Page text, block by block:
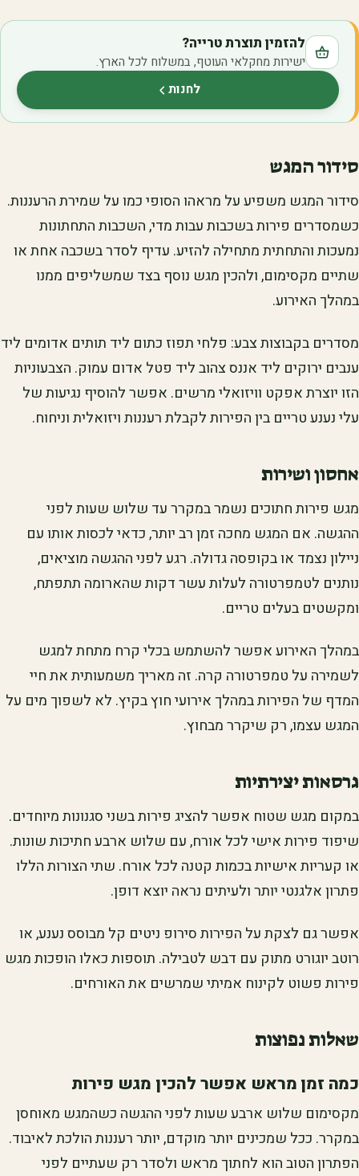
להזמין תוצרת טרייה?
ישירות מחקלאי העוטף, במשלוח לכל הארץ.
לחנות(נפתח בלשונית חדשה)
סידור המגש
סידור המגש משפיע על מראהו הסופי כמו על שמירת הרעננות.
כשמסדרים פירות בשכבות עבות מדי, השכבות התחתונות
נמעכות והתחתית מתחילה להזיע. עדיף לסדר בשכבה אחת או
שתיים מקסימום, ולהכין מגש נוסף בצד שמשליפים ממנו
במהלך האירוע.
מסדרים בקבוצות צבע: פלחי תפוז כתום ליד תותים אדומים ליד
ענבים ירוקים ליד אננס צהוב ליד פטל אדום עמוק. הצבעוניות
הזו יוצרת אפקט וויזואלי מרשים. אפשר להוסיף נגיעות של
עלי נענע טריים בין הפירות לקבלת רעננות ויזואלית וניחוח.
אחסון ושירות
מגש פירות חתוכים נשמר במקרר עד שלוש שעות לפני
ההגשה. אם המגש מחכה זמן רב יותר, כדאי לכסות אותו עם
ניילון נצמד או בקופסה גדולה. רגע לפני ההגשה מוציאים,
נותנים לטמפרטורה לעלות עשר דקות שהארומה תתפתח,
ומקשטים בעלים טריים.
במהלך האירוע אפשר להשתמש בכלי קרח מתחת למגש
לשמירה על טמפרטורה קרה. זה מאריך משמעותית את חיי
המדף של הפירות במהלך אירועי חוץ בקיץ. לא לשפוך מים על
המגש עצמו, רק שיקרר מבחוץ.
גרסאות יצירתיות
במקום מגש שטוח אפשר להציג פירות בשני סגנונות מיוחדים.
שיפוד פירות אישי לכל אורח, עם שלוש ארבע חתיכות שונות.
או קעריות אישיות בכמות קטנה לכל אורח. שתי הצורות הללו
פתרון אלגנטי יותר ולעיתים נראה יוצא דופן.
אפשר גם לצקת על הפירות סירופ ניטים קל מבוסס נענע, או
רוטב יוגורט מתוק עם דבש לטבילה. תוספות כאלו הופכות מגש
פירות פשוט לקינוח אמיתי שמרשים את האורחים.
שאלות נפוצות
כמה זמן מראש אפשר להכין מגש פירות
מקסימום שלוש ארבע שעות לפני ההגשה כשהמגש מאוחסן
במקרר. ככל שמכינים יותר מוקדם, יותר רעננות הולכת לאיבוד.
הפתרון הטוב הוא לחתוך מראש ולסדר רק שעתיים לפני